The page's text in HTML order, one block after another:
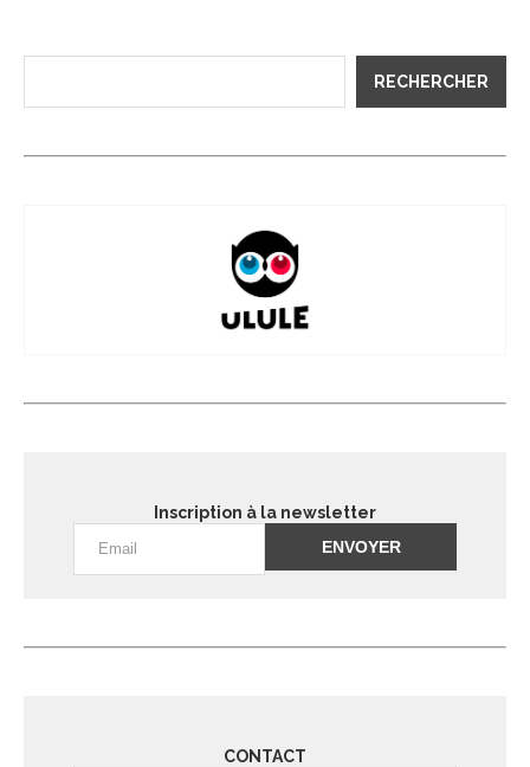
RECHERCHER
Inscription à la newsletter
CONTACT